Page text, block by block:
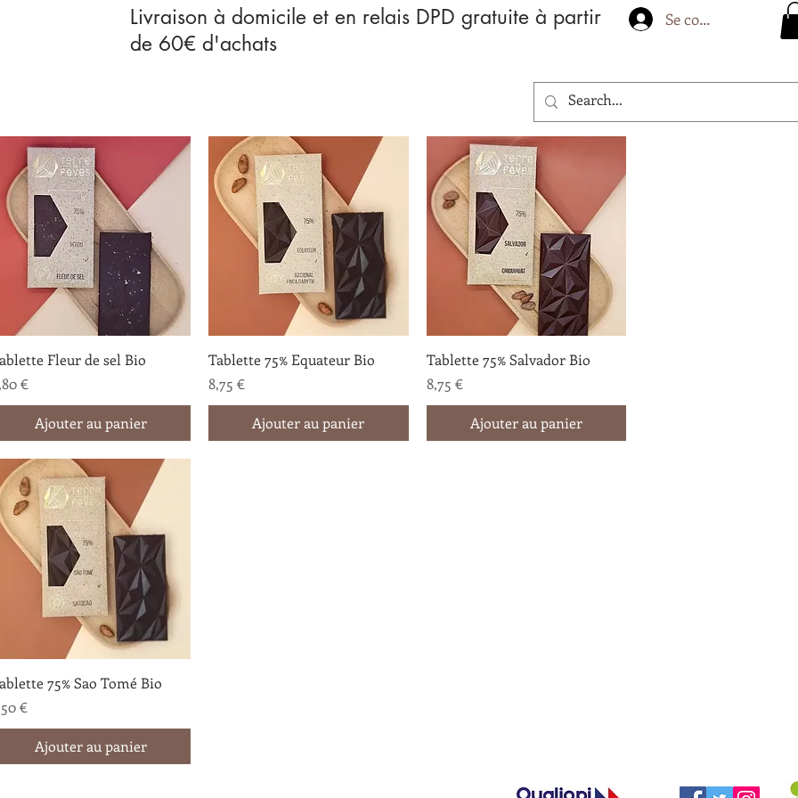
Livraison à domicile et en relais DPD gratuite à partir
de 60€ d'achats
Se connecter
Aperçu rapide
Fleur de sel Bio
€
Ajouter au panier
Aperçu rapide
Tablette 75% Equateur Bio
Prix
8,75 €
Ajouter au panier
Aperçu rapide
Tablette 75% Salvador Bio
Prix
8,75 €
Ajouter au panier
Aperçu rapide
75% Sao Tomé Bio
€
Ajouter au panier